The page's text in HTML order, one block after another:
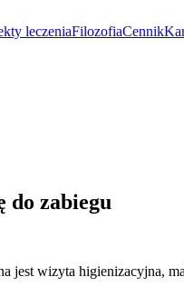
leczeniaFilozofiaCennik
do zabiegu
jest wizyta higienizacyjna,